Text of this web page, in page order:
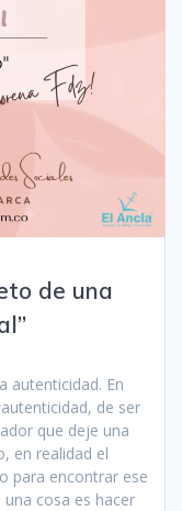
de una
autenticidad. En
de ser
que deje una
en realidad el
para encontrar ese
cosa es hacer